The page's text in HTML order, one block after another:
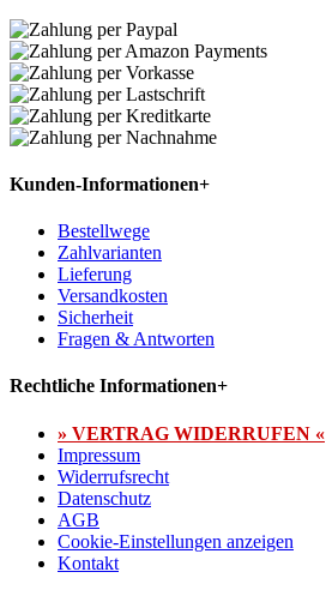
Kunden-Informationen+
Bestellwege
Zahlvarianten
Lieferung
Versandkosten
Sicherheit
Fragen & Antworten
Rechtliche Informationen+
» VERTRAG WIDERRUFEN «
Impressum
Widerrufsrecht
Datenschutz
AGB
Cookie-Einstellungen anzeigen
Kontakt